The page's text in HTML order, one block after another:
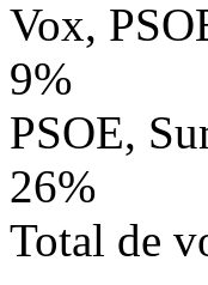
Vox,
9%
PSOE,
26%
Total de